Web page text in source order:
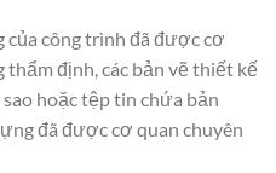
công trình đã được cơ
thẩm định, các bản vẽ thiết kế
hoặc tệp tin chứa bản
đã được cơ quan chuyên